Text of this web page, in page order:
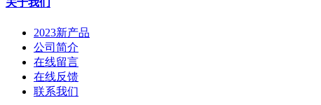
关于我们
2023新产品
公司简介
在线留言
在线反馈
联系我们